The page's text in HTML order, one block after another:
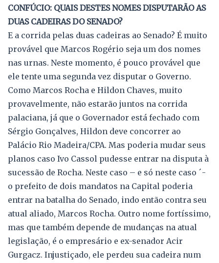
CONFÚCIO: QUAIS DESTES NOMES DISPUTARÃO AS
DUAS CADEIRAS DO SENADO?
E a corrida pelas duas cadeiras ao Senado? É muito
provável que Marcos Rogério seja um dos nomes
nas urnas. Neste momento, é pouco provável que
ele tente uma segunda vez disputar o Governo.
Como Marcos Rocha e Hildon Chaves, muito
provavelmente, não estarão juntos na corrida
palaciana, já que o Governador está fechado com
Sérgio Gonçalves, Hildon deve concorrer ao
Palácio Rio Madeira/CPA. Mas poderia mudar seus
planos caso Ivo Cassol pudesse entrar na disputa à
sucessão de Rocha. Neste caso – e só neste caso ´-
o prefeito de dois mandatos na Capital poderia
entrar na batalha do Senado, indo então contra seu
atual aliado, Marcos Rocha. Outro nome fortíssimo,
mas que também depende de mudanças na atual
legislação, é o empresário e ex-senador Acir
Gurgacz. Injustiçado, ele perdeu sua cadeira num